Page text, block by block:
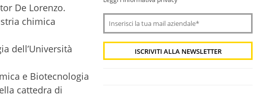
De Lorenzo.
chimica
dell’Università
e Biotecnologia
cattedra di